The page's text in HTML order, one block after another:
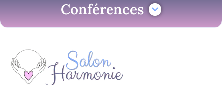
Conférences